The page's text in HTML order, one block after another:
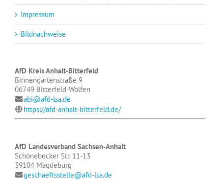
Impressum
Bildnachweise
AfD Kreis Anhalt-Bitterfeld
Binnengärtenstraße 9
06749 Bitterfeld-Wolfen
abi@afd-lsa.de
https://afd-anhalt-bitterfeld.de/
AfD Landesverband Sachsen-Anhalt
Schönebecker Str. 11-13
39104 Magdeburg
geschaeftsstelle@afd-lsa.de